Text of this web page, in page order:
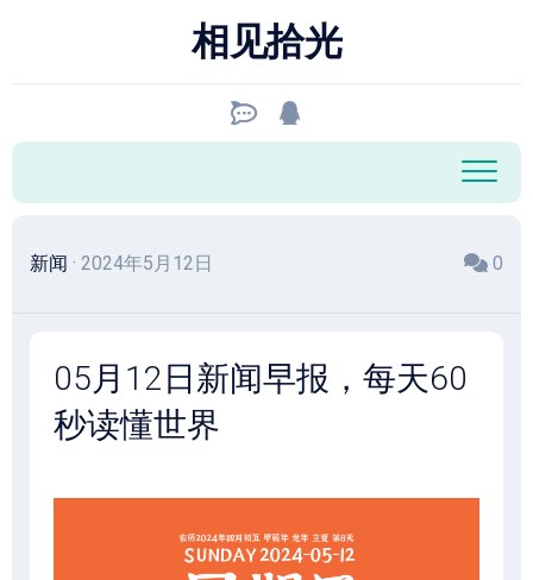
相见拾光
新闻 · 2024年5月12日 0
05月12日新闻早报，每天60
秒读懂世界